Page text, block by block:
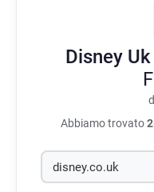
Disney Uk
Abbiamo trovato